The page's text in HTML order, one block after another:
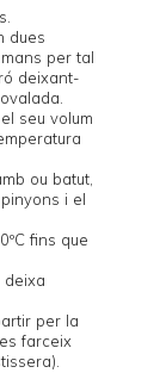
dues
per tal
deixant-
seu volum
ou batut,
i el
fins que
deixa
per la
farceix